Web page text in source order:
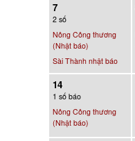
7
2 số
Nông Công thương
(Nhật báo)
Sài Thành nhật báo
14
1 số báo
Nông Công thương
(Nhật báo)